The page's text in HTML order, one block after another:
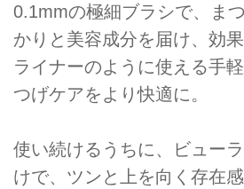
0.1mmの極細ブラシで、ま
かりと美容成分を届け、効
ライナーのように使える手
つげケアをより快適に。
使い続けるうちに、ビュー
けで、ツンと上を向く存在